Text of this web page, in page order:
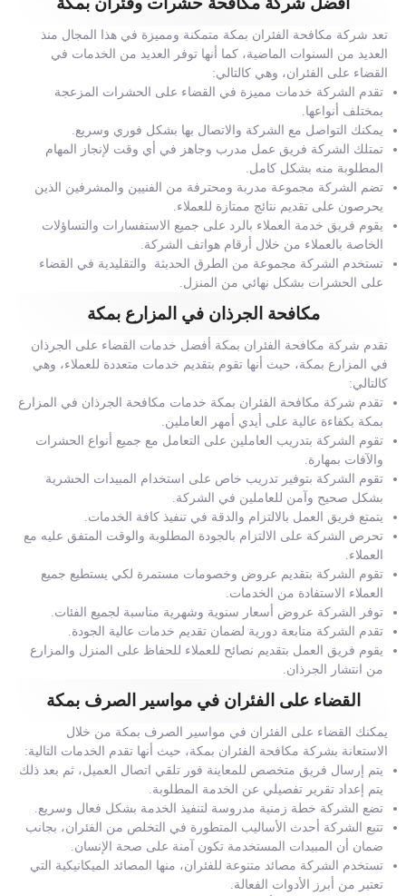
تعد شركة مكافحة الفئران بمكة متمكنة ومميزة في هذا المجال منذ
العديد من السنوات الماضية، كما أنها توفر العديد من الخدمات في
القضاء على الفئران، وهي كالتالي:
تقدم الشركة خدمات مميزة في القضاء على الحشرات المزعجة
بمختلف أنواعها.
يمكنك التواصل مع الشركة والاتصال بها بشكل فوري وسريع.
تمتلك الشركة فريق عمل مدرب وجاهز في أي وقت لإنجاز المهام
المطلوبة منه بشكل كامل.
تضم الشركة مجموعة مدربة ومحترفة من الفنيين والمشرفين الذين
يحرصون على تقديم نتائج ممتازة للعملاء.
يقوم فريق خدمة العملاء بالرد على جميع الاستفسارات والتساؤلات
الخاصة بالعملاء من خلال أرقام هواتف الشركة.
تستخدم الشركة مجموعة من الطرق الحديثة والتقليدية في القضاء
على الحشرات بشكل نهائي من المنزل.
مكافحة الجرذان في المزارع بمكة
تقدم شركة مكافحة الفئران بمكة أفضل خدمات القضاء على الجرذان
في المزارع بمكة، حيث أنها تقوم بتقديم خدمات متعددة للعملاء، وهي
كالتالي:
تقدم شركة مكافحة الفئران بمكة خدمات مكافحة الجرذان في المزارع
بمكة بكفاءة عالية على أيدي أمهر العاملين.
تقوم الشركة بتدريب العاملين على التعامل مع جميع أنواع الحشرات
والآفات بمهارة.
تقوم الشركة بتوفير تدريب خاص على استخدام المبيدات الحشرية
بشكل صحيح وآمن للعاملين في الشركة.
يتمتع فريق العمل بالالتزام والدقة في تنفيذ كافة الخدمات.
تحرص الشركة على الالتزام بالجودة المطلوبة والوقت المتفق عليه مع
العملاء.
تقوم الشركة بتقديم عروض وخصومات مستمرة لكي يستطيع جميع
العملاء الاستفادة من الخدمات.
توفر الشركة عروض أسعار سنوية وشهرية مناسبة لجميع الفئات.
تقدم الشركة متابعة دورية لضمان تقديم خدمات عالية الجودة.
يقوم فريق العمل بتقديم نصائح للعملاء للحفاظ على المنزل والمزارع
من انتشار الجرذان.
القضاء على الفئران في مواسير الصرف بمكة
يمكنك القضاء على الفئران في مواسير الصرف بمكة من خلال
الاستعانة بشركة مكافحة الفئران بمكة، حيث أنها تقدم الخدمات التالية:
يتم إرسال فريق متخصص للمعاينة فور تلقي اتصال العميل، ثم بعد ذلك
يتم إعداد تقرير تفصيلي عن الخدمة المطلوبة.
تضع الشركة خطة زمنية مدروسة لتنفيذ الخدمة بشكل فعال وسريع.
تتبع الشركة أحدث الأساليب المتطورة في التخلص من الفئران، بجانب
ضمان أن المبيدات المستخدمة تكون آمنة على صحة الإنسان.
تستخدم الشركة مصائد متنوعة للفئران، منها المصائد الميكانيكية التي
تعتبر من أبرز الأدوات الفعالة.